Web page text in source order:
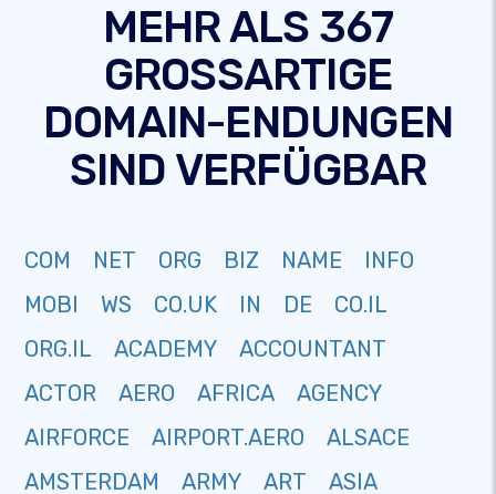
MEHR ALS 367
GROSSARTIGE
DOMAIN-ENDUNGEN
SIND VERFÜGBAR
COM NET ORG BIZ NAME
INFO
MOBI
WS CO.UK IN DE
CO.IL
ORG.IL
ACADEMY
ACCOUNTANT
ACTOR
AERO AFRICA
AGENCY
AIRFORCE
AIRPORT.AERO
ALSACE
AMSTERDAM
ARMY ART
ASIA